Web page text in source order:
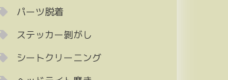
パーツ脱着
ステッカー剝がし
シートクリーニング